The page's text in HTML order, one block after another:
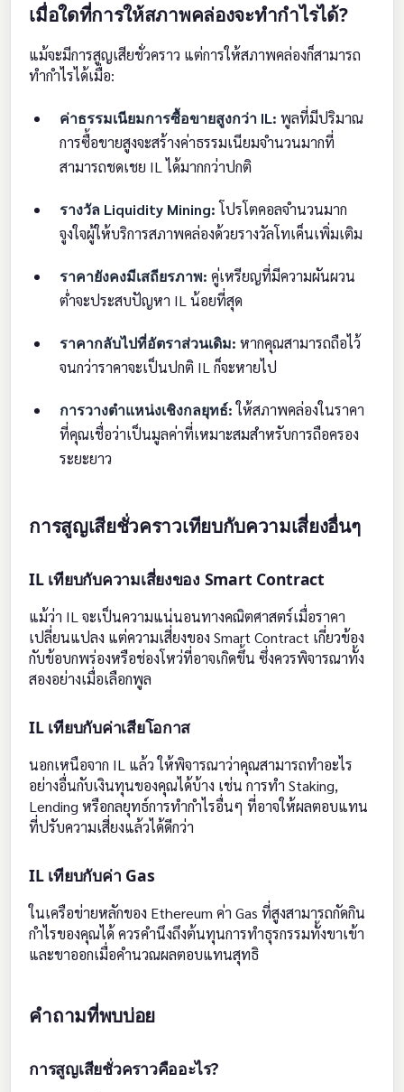
เมื่อใดที่การให้สภาพคล่องจะทำกำไรได้?
แม้จะมีการสูญเสียชั่วคราว แต่การให้สภาพคล่องก็สามารถ
ทำกำไรได้เมื่อ:
ค่าธรรมเนียมการซื้อขายสูงกว่า IL: พูลที่มีปริมาณ
การซื้อขายสูงจะสร้างค่าธรรมเนียมจำนวนมากที่
สามารถชดเชย IL ได้มากกว่าปกติ
รางวัล Liquidity Mining: โปรโตคอลจำนวนมาก
จูงใจผู้ให้บริการสภาพคล่องด้วยรางวัลโทเค็นเพิ่มเติม
ราคายังคงมีเสถียรภาพ: คู่เหรียญที่มีความผันผวน
ต่ำจะประสบปัญหา IL น้อยที่สุด
ราคากลับไปที่อัตราส่วนเดิม: หากคุณสามารถถือไว้
จนกว่าราคาจะเป็นปกติ IL ก็จะหายไป
การวางตำแหน่งเชิงกลยุทธ์:ให้สภาพคล่องในราคา
ที่คุณเชื่อว่าเป็นมูลค่าที่เหมาะสมสำหรับการถือครอง
ระยะยาว
การสูญเสียชั่วคราวเทียบกับความเสี่ยงอื่นๆ
IL เทียบกับความเสี่ยงของ Smart Contract
แม้ว่า IL จะเป็นความแน่นอนทางคณิตศาสตร์เมื่อราคา
เปลี่ยนแปลง แต่ความเสี่ยงของ Smart Contract เกี่ยวข้อง
กับข้อบกพร่องหรือช่องโหว่ที่อาจเกิดขึ้น ซึ่งควรพิจารณาทั้ง
สองอย่างเมื่อเลือกพูล
IL เทียบกับค่าเสียโอกาส
นอกเหนือจาก IL แล้ว ให้พิจารณาว่าคุณสามารถทำอะไร
อย่างอื่นกับเงินทุนของคุณได้บ้าง เช่น การทำ Staking,
Lending หรือกลยุทธ์การทำกำไรอื่นๆ ที่อาจให้ผลตอบแทน
ที่ปรับความเสี่ยงแล้วได้ดีกว่า
IL เทียบกับค่า Gas
ในเครือข่ายหลักของ Ethereum ค่า Gas ที่สูงสามารถกัดกิน
กำไรของคุณได้ ควรคำนึงถึงต้นทุนการทำธุรกรรมทั้งขาเข้า
และขาออกเมื่อคำนวณผลตอบแทนสุทธิ
คำถามที่พบบ่อย
การสูญเสียชั่วคราวคืออะไร?